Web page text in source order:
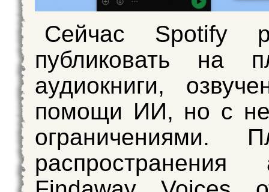
Сейчас Spotify
публиковать на
аудиокниги,
помощи ИИ, но с
ограничениями.
распространения